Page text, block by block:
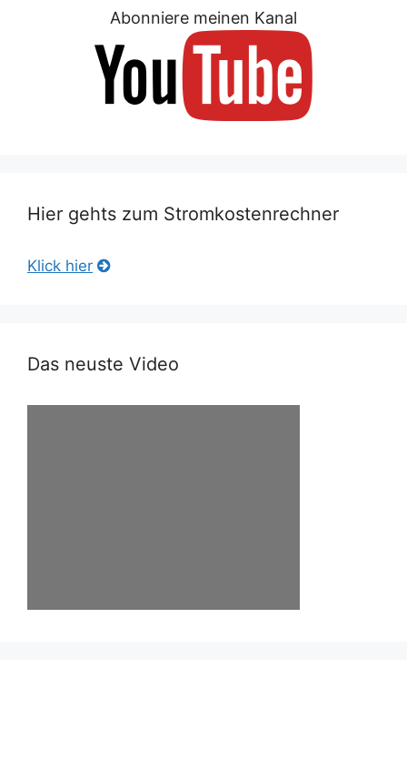
Abonniere meinen Kanal
Hier gehts zum Stromkostenrechner
Klick hier
Das neuste Video